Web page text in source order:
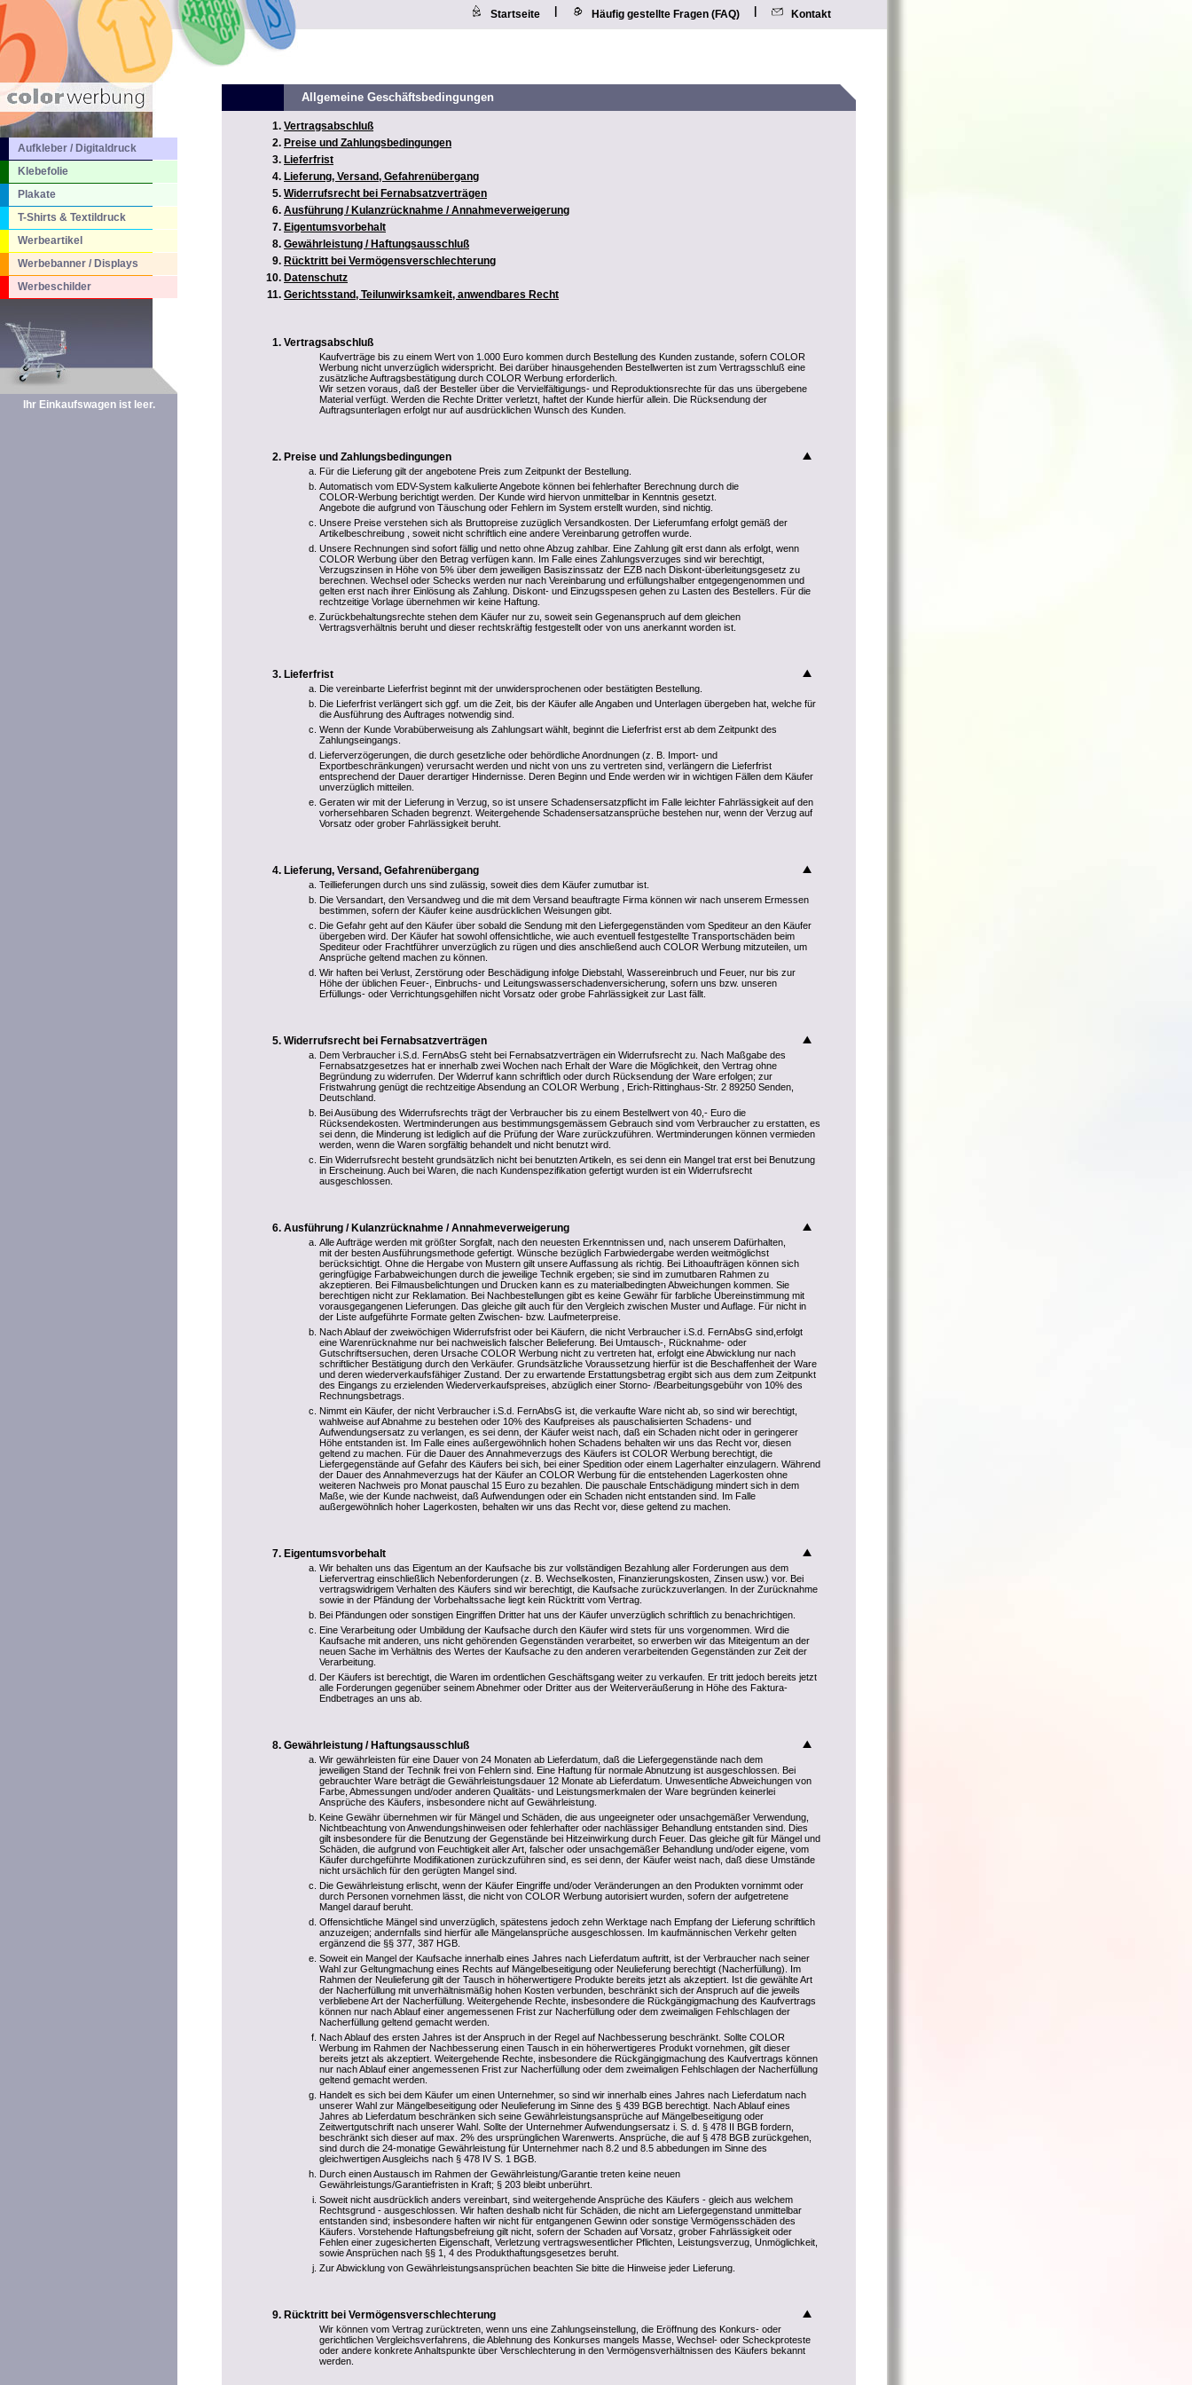
Startseite Häufig gestellte Fragen (FAQ) Kontakt
Aufkleber / Digitaldruck
Klebefolie
Plakate
T-Shirts & Textildruck
Werbeartikel
Werbebanner / Displays
Werbeschilder
Ihr Einkaufswagen ist leer.
Allgemeine Geschäftsbedingungen
Vertragsabschluß
Preise und Zahlungsbedingungen
Lieferfrist
Lieferung, Versand, Gefahrenübergang
Widerrufsrecht bei Fernabsatzverträgen
Ausführung / Kulanzrücknahme / Annahmeverweigerung
Eigentumsvorbehalt
Gewährleistung / Haftungsausschluß
Rücktritt bei Vermögensverschlechterung
Datenschutz
Gerichtsstand, Teilunwirksamkeit, anwendbares Recht
Vertragsabschluß
Kaufverträge bis zu einem Wert von 1.000 Euro kommen durch Bestellung des Kunden zustande, sofern COLOR
Werbung nicht unverzüglich widerspricht. Bei darüber hinausgehenden Bestellwerten ist zum Vertragsschluß eine
zusätzliche Auftragsbestätigung durch COLOR Werbung erforderlich.
Wir setzen voraus, daß der Besteller über die Vervielfältigungs- und Reproduktionsrechte für das uns übergebene
Material verfügt. Werden die Rechte Dritter verletzt, haftet der Kunde hierfür allein. Die Rücksendung der
Auftragsunterlagen erfolgt nur auf ausdrücklichen Wunsch des Kunden.
Preise und Zahlungsbedingungen
Für die Lieferung gilt der angebotene Preis zum Zeitpunkt der Bestellung.
Automatisch vom EDV-System kalkulierte Angebote können bei fehlerhafter Berechnung durch die
COLOR-Werbung berichtigt werden. Der Kunde wird hiervon unmittelbar in Kenntnis gesetzt.
Angebote die aufgrund von Täuschung oder Fehlern im System erstellt wurden, sind nichtig.
Unsere Preise verstehen sich als Bruttopreise zuzüglich Versandkosten. Der Lieferumfang erfolgt gemäß der
Artikelbeschreibung , soweit nicht schriftlich eine andere Vereinbarung getroffen wurde.
Unsere Rechnungen sind sofort fällig und netto ohne Abzug zahlbar. Eine Zahlung gilt erst dann als erfolgt, wenn
COLOR Werbung über den Betrag verfügen kann. Im Falle eines Zahlungsverzuges sind wir berechtigt,
Verzugszinsen in Höhe von 5% über dem jeweiligen Basiszinssatz der EZB nach Diskont-überleitungsgesetz zu
berechnen. Wechsel oder Schecks werden nur nach Vereinbarung und erfüllungshalber entgegengenommen und
gelten erst nach ihrer Einlösung als Zahlung. Diskont- und Einzugsspesen gehen zu Lasten des Bestellers. Für die
rechtzeitige Vorlage übernehmen wir keine Haftung.
Zurückbehaltungsrechte stehen dem Käufer nur zu, soweit sein Gegenanspruch auf dem gleichen
Vertragsverhältnis beruht und dieser rechtskräftig festgestellt oder von uns anerkannt worden ist.
Lieferfrist
Die vereinbarte Lieferfrist beginnt mit der unwidersprochenen oder bestätigten Bestellung.
Die Lieferfrist verlängert sich ggf. um die Zeit, bis der Käufer alle Angaben und Unterlagen übergeben hat, welche für
die Ausführung des Auftrages notwendig sind.
Wenn der Kunde Vorabüberweisung als Zahlungsart wählt, beginnt die Lieferfrist erst ab dem Zeitpunkt des
Zahlungseingangs.
Lieferverzögerungen, die durch gesetzliche oder behördliche Anordnungen (z. B. Import- und
Exportbeschränkungen) verursacht werden und nicht von uns zu vertreten sind, verlängern die Lieferfrist
entsprechend der Dauer derartiger Hindernisse. Deren Beginn und Ende werden wir in wichtigen Fällen dem Käufer
unverzüglich mitteilen.
Geraten wir mit der Lieferung in Verzug, so ist unsere Schadensersatzpflicht im Falle leichter Fahrlässigkeit auf den
vorhersehbaren Schaden begrenzt. Weitergehende Schadensersatzansprüche bestehen nur, wenn der Verzug auf
Vorsatz oder grober Fahrlässigkeit beruht.
Lieferung, Versand, Gefahrenübergang
Teillieferungen durch uns sind zulässig, soweit dies dem Käufer zumutbar ist.
Die Versandart, den Versandweg und die mit dem Versand beauftragte Firma können wir nach unserem Ermessen
bestimmen, sofern der Käufer keine ausdrücklichen Weisungen gibt.
Die Gefahr geht auf den Käufer über sobald die Sendung mit den Liefergegenständen vom Spediteur an den Käufer
übergeben wird. Der Käufer hat sowohl offensichtliche, wie auch eventuell festgestellte Transportschäden beim
Spediteur oder Frachtführer unverzüglich zu rügen und dies anschließend auch COLOR Werbung mitzuteilen, um
Ansprüche geltend machen zu können.
Wir haften bei Verlust, Zerstörung oder Beschädigung infolge Diebstahl, Wassereinbruch und Feuer, nur bis zur
Höhe der üblichen Feuer-, Einbruchs- und Leitungswasserschadenversicherung, sofern uns bzw. unseren
Erfüllungs- oder Verrichtungsgehilfen nicht Vorsatz oder grobe Fahrlässigkeit zur Last fällt.
Widerrufsrecht bei Fernabsatzverträgen
Dem Verbraucher i.S.d. FernAbsG steht bei Fernabsatzverträgen ein Widerrufsrecht zu. Nach Maßgabe des
Fernabsatzgesetzes hat er innerhalb zwei Wochen nach Erhalt der Ware die Möglichkeit, den Vertrag ohne
Begründung zu widerrufen. Der Widerruf kann schriftlich oder durch Rücksendung der Ware erfolgen; zur
Fristwahrung genügt die rechtzeitige Absendung an COLOR Werbung , Erich-Rittinghaus-Str. 2 89250 Senden,
Deutschland.
Bei Ausübung des Widerrufsrechts trägt der Verbraucher bis zu einem Bestellwert von 40,- Euro die
Rücksendekosten. Wertminderungen aus bestimmungsgemässem Gebrauch sind vom Verbraucher zu erstatten, es
sei denn, die Minderung ist lediglich auf die Prüfung der Ware zurückzuführen. Wertminderungen können vermieden
werden, wenn die Waren sorgfältig behandelt und nicht benutzt wird.
Ein Widerrufsrecht besteht grundsätzlich nicht bei benutzten Artikeln, es sei denn ein Mangel trat erst bei Benutzung
in Erscheinung. Auch bei Waren, die nach Kundenspezifikation gefertigt wurden ist ein Widerrufsrecht
ausgeschlossen.
Ausführung / Kulanzrücknahme / Annahmeverweigerung
Alle Aufträge werden mit größter Sorgfalt, nach den neuesten Erkenntnissen und, nach unserem Dafürhalten,
mit der besten Ausführungsmethode gefertigt. Wünsche bezüglich Farbwiedergabe werden weitmöglichst
berücksichtigt. Ohne die Hergabe von Mustern gilt unsere Auffassung als richtig. Bei Lithoaufträgen können sich
geringfügige Farbabweichungen durch die jeweilige Technik ergeben; sie sind im zumutbaren Rahmen zu
akzeptieren. Bei Filmausbelichtungen und Drucken kann es zu materialbedingten Abweichungen kommen. Sie
berechtigen nicht zur Reklamation. Bei Nachbestellungen gibt es keine Gewähr für farbliche Übereinstimmung mit
vorausgegangenen Lieferungen. Das gleiche gilt auch für den Vergleich zwischen Muster und Auflage. Für nicht in
der Liste aufgeführte Formate gelten Zwischen- bzw. Laufmeterpreise.
Nach Ablauf der zweiwöchigen Widerrufsfrist oder bei Käufern, die nicht Verbraucher i.S.d. FernAbsG sind,erfolgt
eine Warenrücknahme nur bei nachweislich falscher Belieferung. Bei Umtausch-, Rücknahme- oder
Gutschriftsersuchen, deren Ursache COLOR Werbung nicht zu vertreten hat, erfolgt eine Abwicklung nur nach
schriftlicher Bestätigung durch den Verkäufer. Grundsätzliche Voraussetzung hierfür ist die Beschaffenheit der Ware
und deren wiederverkaufsfähiger Zustand. Der zu erwartende Erstattungsbetrag ergibt sich aus dem zum Zeitpunkt
des Eingangs zu erzielenden Wiederverkaufspreises, abzüglich einer Storno- /Bearbeitungsgebühr von 10% des
Rechnungsbetrags.
Nimmt ein Käufer, der nicht Verbraucher i.S.d. FernAbsG ist, die verkaufte Ware nicht ab, so sind wir berechtigt,
wahlweise auf Abnahme zu bestehen oder 10% des Kaufpreises als pauschalisierten Schadens- und
Aufwendungsersatz zu verlangen, es sei denn, der Käufer weist nach, daß ein Schaden nicht oder in geringerer
Höhe entstanden ist. Im Falle eines außergewöhnlich hohen Schadens behalten wir uns das Recht vor, diesen
geltend zu machen. Für die Dauer des Annahmeverzugs des Käufers ist COLOR Werbung berechtigt, die
Liefergegenstände auf Gefahr des Käufers bei sich, bei einer Spedition oder einem Lagerhalter einzulagern. Während
der Dauer des Annahmeverzugs hat der Käufer an COLOR Werbung für die entstehenden Lagerkosten ohne
weiteren Nachweis pro Monat pauschal 15 Euro zu bezahlen. Die pauschale Entschädigung mindert sich in dem
Maße, wie der Kunde nachweist, daß Aufwendungen oder ein Schaden nicht entstanden sind. Im Falle
außergewöhnlich hoher Lagerkosten, behalten wir uns das Recht vor, diese geltend zu machen.
Eigentumsvorbehalt
Wir behalten uns das Eigentum an der Kaufsache bis zur vollständigen Bezahlung aller Forderungen aus dem
Liefervertrag einschließlich Nebenforderungen (z. B. Wechselkosten, Finanzierungskosten, Zinsen usw.) vor. Bei
vertragswidrigem Verhalten des Käufers sind wir berechtigt, die Kaufsache zurückzuverlangen. In der Zurücknahme
sowie in der Pfändung der Vorbehaltssache liegt kein Rücktritt vom Vertrag.
Bei Pfändungen oder sonstigen Eingriffen Dritter hat uns der Käufer unverzüglich schriftlich zu benachrichtigen.
Eine Verarbeitung oder Umbildung der Kaufsache durch den Käufer wird stets für uns vorgenommen. Wird die
Kaufsache mit anderen, uns nicht gehörenden Gegenständen verarbeitet, so erwerben wir das Miteigentum an der
neuen Sache im Verhältnis des Wertes der Kaufsache zu den anderen verarbeitenden Gegenständen zur Zeit der
Verarbeitung.
Der Käufers ist berechtigt, die Waren im ordentlichen Geschäftsgang weiter zu verkaufen. Er tritt jedoch bereits jetzt
alle Forderungen gegenüber seinem Abnehmer oder Dritter aus der Weiterveräußerung in Höhe des Faktura-
Endbetrages an uns ab.
Gewährleistung / Haftungsausschluß
Wir gewährleisten für eine Dauer von 24 Monaten ab Lieferdatum, daß die Liefergegenstände nach dem
jeweiligen Stand der Technik frei von Fehlern sind. Eine Haftung für normale Abnutzung ist ausgeschlossen. Bei
gebrauchter Ware beträgt die Gewährleistungsdauer 12 Monate ab Lieferdatum. Unwesentliche Abweichungen von
Farbe, Abmessungen und/oder anderen Qualitäts- und Leistungsmerkmalen der Ware begründen keinerlei
Ansprüche des Käufers, insbesondere nicht auf Gewährleistung.
Keine Gewähr übernehmen wir für Mängel und Schäden, die aus ungeeigneter oder unsachgemäßer Verwendung,
Nichtbeachtung von Anwendungshinweisen oder fehlerhafter oder nachlässiger Behandlung entstanden sind. Dies
gilt insbesondere für die Benutzung der Gegenstände bei Hitzeinwirkung durch Feuer. Das gleiche gilt für Mängel und
Schäden, die aufgrund von Feuchtigkeit aller Art, falscher oder unsachgemäßer Behandlung und/oder eigene, vom
Käufer durchgeführte Modifikationen zurückzuführen sind, es sei denn, der Käufer weist nach, daß diese Umstände
nicht ursächlich für den gerügten Mangel sind.
Die Gewährleistung erlischt, wenn der Käufer Eingriffe und/oder Veränderungen an den Produkten vornimmt oder
durch Personen vornehmen lässt, die nicht von COLOR Werbung autorisiert wurden, sofern der aufgetretene
Mangel darauf beruht.
Offensichtliche Mängel sind unverzüglich, spätestens jedoch zehn Werktage nach Empfang der Lieferung schriftlich
anzuzeigen; andernfalls sind hierfür alle Mängelansprüche ausgeschlossen. Im kaufmännischen Verkehr gelten
ergänzend die §§ 377, 387 HGB.
Soweit ein Mangel der Kaufsache innerhalb eines Jahres nach Lieferdatum auftritt, ist der Verbraucher nach seiner
Wahl zur Geltungmachung eines Rechts auf Mängelbeseitigung oder Neulieferung berechtigt (Nacherfüllung). Im
Rahmen der Neulieferung gilt der Tausch in höherwertigere Produkte bereits jetzt als akzeptiert. Ist die gewählte Art
der Nacherfüllung mit unverhältnismäßig hohen Kosten verbunden, beschränkt sich der Anspruch auf die jeweils
verbliebene Art der Nacherfüllung. Weitergehende Rechte, insbesondere die Rückgängigmachung des Kaufvertrags
können nur nach Ablauf einer angemessenen Frist zur Nacherfüllung oder dem zweimaligen Fehlschlagen der
Nacherfüllung geltend gemacht werden.
Nach Ablauf des ersten Jahres ist der Anspruch in der Regel auf Nachbesserung beschränkt. Sollte COLOR
Werbung im Rahmen der Nachbesserung einen Tausch in ein höherwertigeres Produkt vornehmen, gilt dieser
bereits jetzt als akzeptiert. Weitergehende Rechte, insbesondere die Rückgängigmachung des Kaufvertrags können
nur nach Ablauf einer angemessenen Frist zur Nacherfüllung oder dem zweimaligen Fehlschlagen der Nacherfüllung
geltend gemacht werden.
Handelt es sich bei dem Käufer um einen Unternehmer, so sind wir innerhalb eines Jahres nach Lieferdatum nach
unserer Wahl zur Mängelbeseitigung oder Neulieferung im Sinne des § 439 BGB berechtigt. Nach Ablauf eines
Jahres ab Lieferdatum beschränken sich seine Gewährleistungsansprüche auf Mängelbeseitigung oder
Zeitwertgutschrift nach unserer Wahl. Sollte der Unternehmer Aufwendungsersatz i. S. d. § 478 II BGB fordern,
beschränkt sich dieser auf max. 2% des ursprünglichen Warenwerts. Ansprüche, die auf § 478 BGB zurückgehen,
sind durch die 24-monatige Gewährleistung für Unternehmer nach 8.2 und 8.5 abbedungen im Sinne des
gleichwertigen Ausgleichs nach § 478 IV S. 1 BGB.
Durch einen Austausch im Rahmen der Gewährleistung/Garantie treten keine neuen
Gewährleistungs/Garantiefristen in Kraft; § 203 bleibt unberührt.
Soweit nicht ausdrücklich anders vereinbart, sind weitergehende Ansprüche des Käufers - gleich aus welchem
Rechtsgrund - ausgeschlossen. Wir haften deshalb nicht für Schäden, die nicht am Liefergegenstand unmittelbar
entstanden sind; insbesondere haften wir nicht für entgangenen Gewinn oder sonstige Vermögensschäden des
Käufers. Vorstehende Haftungsbefreiung gilt nicht, sofern der Schaden auf Vorsatz, grober Fahrlässigkeit oder
Fehlen einer zugesicherten Eigenschaft, Verletzung vertragswesentlicher Pflichten, Leistungsverzug, Unmöglichkeit,
sowie Ansprüchen nach §§ 1, 4 des Produkthaftungsgesetzes beruht.
Zur Abwicklung von Gewährleistungsansprüchen beachten Sie bitte die Hinweise jeder Lieferung.
Rücktritt bei Vermögensverschlechterung
Wir können vom Vertrag zurücktreten, wenn uns eine Zahlungseinstellung, die Eröffnung des Konkurs- oder
gerichtlichen Vergleichsverfahrens, die Ablehnung des Konkurses mangels Masse, Wechsel- oder Scheckproteste
oder andere konkrete Anhaltspunkte über Verschlechterung in den Vermögensverhältnissen des Käufers bekannt
werden.